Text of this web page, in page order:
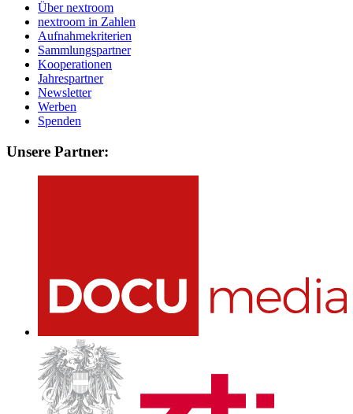
Über nextroom
nextroom in Zahlen
Aufnahmekriterien
Sammlungspartner
Kooperationen
Jahrespartner
Newsletter
Werben
Spenden
Unsere Partner: